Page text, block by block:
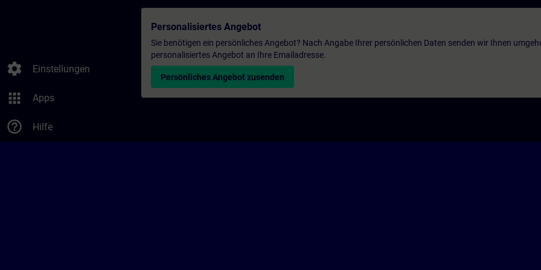
settings Einstellungen
apps Apps
help_outline Hilfe
Personalisiertes Angebot
Sie benötigen ein persönliches Angebot? Nach Angabe Ihrer persönlichen Daten senden wir Ihnen
personalisiertes Angebot an Ihre Emailadresse.
Persönliches Angebot zusenden